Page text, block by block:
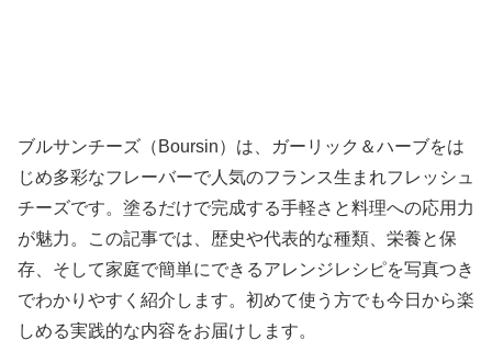
ブルサンチーズ（Boursin）は、ガーリック＆ハーブをは
じめ多彩なフレーバーで人気のフランス生まれフレッシュ
チーズです。塗るだけで完成する手軽さと料理への応用力
が魅力。この記事では、歴史や代表的な種類、栄養と保
存、そして家庭で簡単にできるアレンジレシピを写真つき
でわかりやすく紹介します。初めて使う方でも今日から楽
しめる実践的な内容をお届けします。